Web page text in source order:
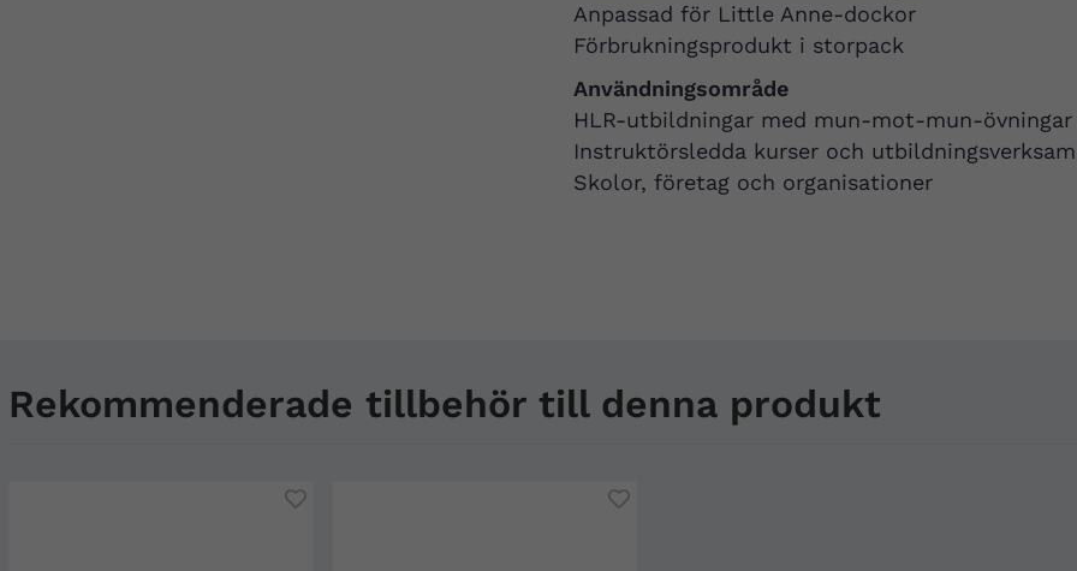
Anpassad för Little Anne-dockor
Förbrukningsprodukt i storpack
Användningsområde
HLR-utbildningar med mun-mot-mun-övningar
Instruktörsledda kurser och
Skolor, företag och organisationer
Rekommenderade tillbehör till denna produkt